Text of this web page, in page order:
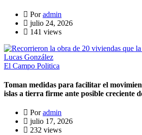
Poradmin
julio 24, 2026
141 views
El Campo Politica
Toman medidas para facilitar el
islas a tierra firme ante posible creciente
Poradmin
julio 17, 2026
232 views